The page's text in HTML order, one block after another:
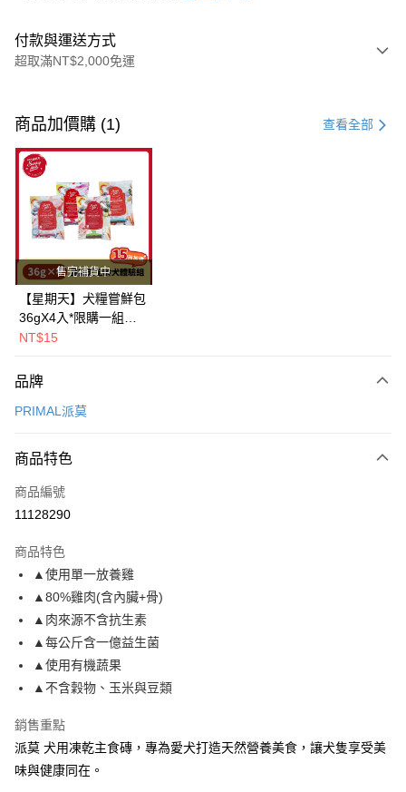
付款與運送方式
超取滿NT$2,000免運
信用卡一次付款
超商取貨付款
LINE Pay
Apple Pay
街口支付
悠遊付
Google Pay
AFTEE先享後付
相關說明
AFTEE先享後付是「在收到商品之後才付款」的支付方式。 讓您購物簡單
便利好安心！
２．便利：只要手機號碼，簡訊認證，即可結帳。
３．安心：先確認商品／服務後，再付款。
【「AFTEE先享後付」結帳流程】
結帳頁面，進行簡訊認證並確認金額後，即可完成結帳。
２．訂單成立數日內，您將收到繳費通知簡訊。
３．收到繳費通知簡訊後14天內，點擊此簡訊中的連結，可透過四大超商／
ATM／網路銀行／等多元方式進行付款，方視為交易完成。
※ 請注意：結帳手續完成當下不需立刻繳費，但若您需要取消訂單，請聯絡
購買商品的店家。未經商家同意取消之訂單仍視為有效，需透過AFTEE先享
※ 交易是否成功請以「AFTEE先享後付 」之結帳頁面顯示為準，若有關於
客戶支援中心」
１．透過由恩沛科技股份有限公司提供之「AFTEE先享後付」服務完成之交
運送方式
全家取貨付款
每筆NT$80，滿NT$2,000(含以上)免運費
付款後全家取貨
每筆NT$80，滿NT$2,000(含以上)免運費
7-11取貨付款
每筆NT$80，滿NT$2,000(含以上)免運費
付款後7-11取貨
每筆NT$80，滿NT$2,000(含以上)免運費
一般宅配
每筆NT$100，滿NT$2,000(含以上)免運費
商品加價購 (1) 查看全部
售完補貨中
【星期天】犬糧嘗鮮包
36gX4入*限購一組｜
鱈+鮭+牛+羊（效期
NT$15
品牌
PRIMAL派莫
商品特色
商品編號
11128290
商品特色
▲使用單一放養雞
▲80%雞肉(含內臟+骨)
▲肉來源不含抗生素
▲每公斤含一億益生菌
▲使用有機蔬果
▲不含穀物、玉米與豆類
銷售重點
派莫 犬用凍乾主食磚，專為愛犬打造天然營養美食，讓犬隻享受美
味與健康同在。